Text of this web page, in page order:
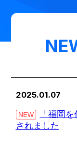
2025.01.07
NEW
「福岡
されました